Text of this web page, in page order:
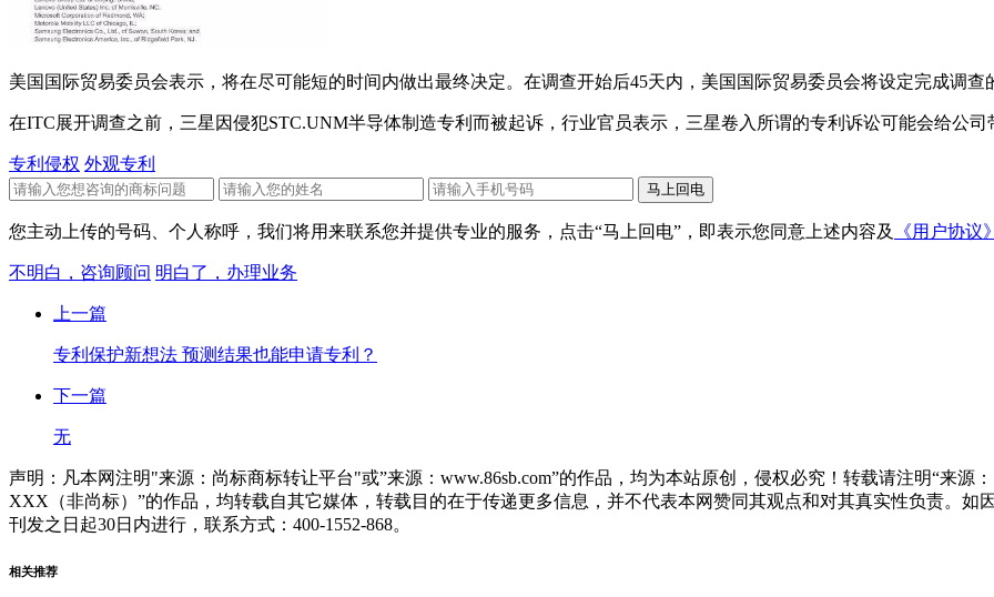
美国国际贸易委员会表示，将在尽可能短的时间内做出最终决定。在调查开始后45天内，美国国际贸易委员会将设定完成调查
在ITC展开调查之前，三星因侵犯STC.UNM半导体制造专利而被起诉，行业官员表示，三星卷入所谓的专利诉讼可能会给公司
专利侵权 外观专利
您主动上传的号码、个人称呼，我们将用来联系您并提供专业的服务，点击“马上回电”，即表示您同意上述内容及 《用户协议
不明白，咨询顾问 明白了，办理业务
上一篇
专利保护新想法 预测结果也能申请专利？
下一篇
无
声明：凡本网注明"来源：尚标商标转让平台"或”来源：www.86sb.com”的作品，均为本站原创，侵权必究！转载请注明“来源
XXX（非尚标）”的作品，均转载自其它媒体，转载目的在于传递更多信息，并不代表本网赞同其观点和对其真实性负责。
刊发之日起30日内进行，联系方式：400-1552-868。
相关推荐